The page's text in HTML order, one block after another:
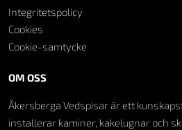
OM OSS
Åkersberga Vedspisar är ett
installerar kaminer, kakelugnar och
Integritetspolicy
Cookies
Cookie-samtycke